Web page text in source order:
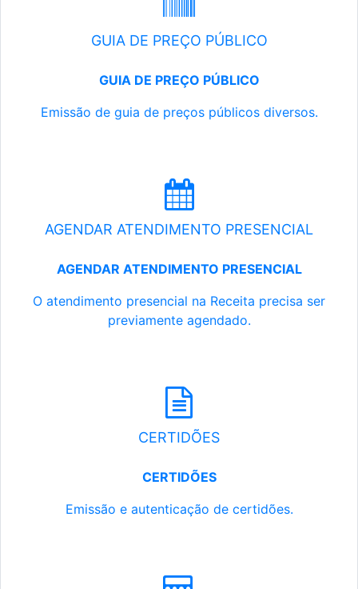
GUIA DE PREÇO PÚBLICO
GUIA DE PREÇO PÚBLICO
Emissão de guia de preços públicos diversos.
AGENDAR ATENDIMENTO PRESENCIAL
AGENDAR ATENDIMENTO PRESENCIAL
O atendimento presencial na Receita precisa ser
previamente agendado.
CERTIDÕES
CERTIDÕES
Emissão e autenticação de certidões.